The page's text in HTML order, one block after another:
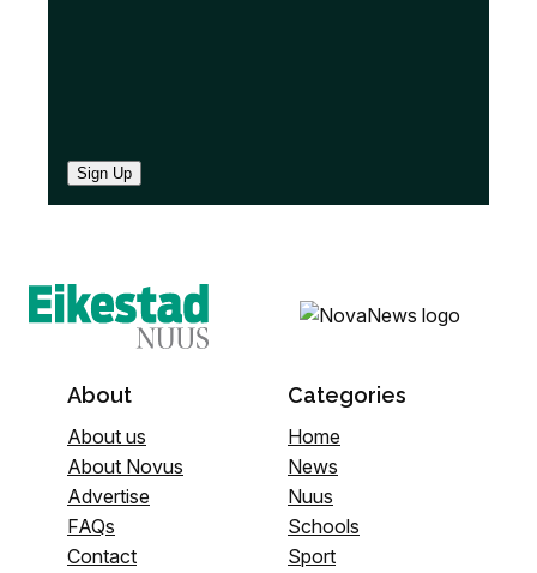
Sign Up
About
About us
About Novus
Advertise
FAQs
Contact
Categories
Home
News
Nuus
Schools
Sport